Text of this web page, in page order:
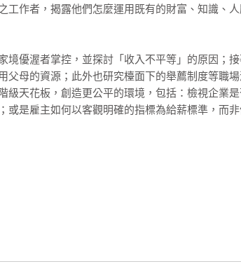
工作者，揭露他們怎麼運用既有的財富、知識、
境優渥者掌控，並探討「收入不平等」的原因；接
父母的資源；此外也研究檯面下的舉薦制度等職
級天花板，創造更公平的環境，包括：檢視企業
或是雇主如何以客觀明確的指標為給薪標準，而
才』的迷思之真相。」